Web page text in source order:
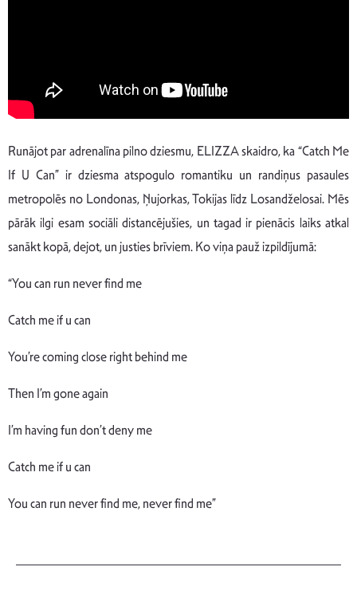
Runājot par adrenalīna pilno dziesmu, ELIZZA skaidro, ka “Catch Me
If U Can” ir dziesma atspogulo romantiku un randiņus pasaules
metropolēs no Londonas, Ņujorkas, Tokijas līdz Losandželosai. Mēs
pārāk ilgi esam sociāli distancējušies, un tagad ir pienācis laiks atkal
sanākt kopā, dejot, un justies brīviem. Ko viņa pauž izpildījumā:
“You can run never find me
Catch me if u can
You’re coming close right behind me
Then I’m gone again
I’m having fun don’t deny me
Catch me if u can
You can run never find me, never find me”